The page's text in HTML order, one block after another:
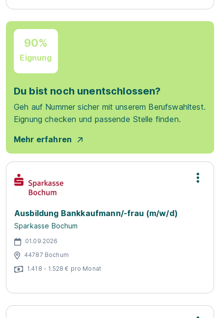
90%
Eignung
Du bist noch unentschlossen?
Geh auf Nummer sicher mit unserem Berufswahltest.
Eignung checken und passende Stelle finden.
Mehr erfahren
Ausbildung Bankkaufmann/-frau (m/w/d)
Sparkasse Bochum
01.09.2026
44787 Bochum
1.418 - 1.528 € pro Monat